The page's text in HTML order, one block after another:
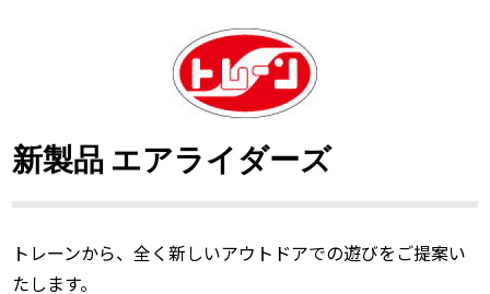
新製品 エアライダーズ
トレーンから、全く新しいアウトドアでの遊びをご提案い
たします。